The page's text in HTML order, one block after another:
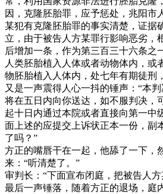
因，克隆胚胎罪，应予惩处，兆阳市
某犯有克隆胚胎罪的事实清楚，证据
立，由于被告人方某罪行影响恶劣，
后增加一条，作为第三百三十六条之
人类胚胎植入人体或者动物体内，或
物胚胎植入人体内，处七年有期徒刑
又是一声震得人心一抖的锤声：“本
将在五日内向你送达，如不服判决，
起十日内通过本院或者直接向第一中
面上述的应提交上诉状正本一份，副
了吗？”
方正的嘴唇干在一起，他舔了一下，
来：“听清楚了。”
审判长：“下面宣布闭庭，把被告人
最后一声锤落，随着方正的退场，庭